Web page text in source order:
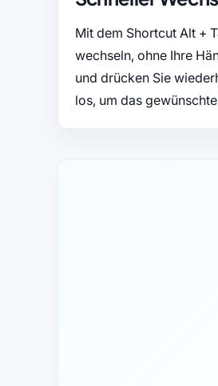
Mit dem Shortcut Alt +
wechseln, ohne Ihre
und drücken Sie
los, um das